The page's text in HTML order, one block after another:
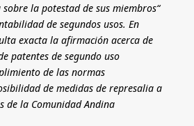
sobre la potestad de sus miembros
de segundos usos. En
exacta la afirmación acerca de
patentes de segundo uso
de las normas
de medidas de represalia a
la Comunidad Andina”.